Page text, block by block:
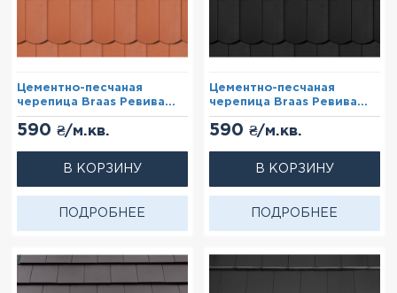
Цементно-песчаная
черепица Braas Ревива
Красный
590 ₴/м.кв.
В КОРЗИНУ
ПОДРОБНЕЕ
Цементно-песчаная
черепица Braas Ревива
Черный
590 ₴/м.кв.
В КОРЗИНУ
ПОДРОБНЕЕ